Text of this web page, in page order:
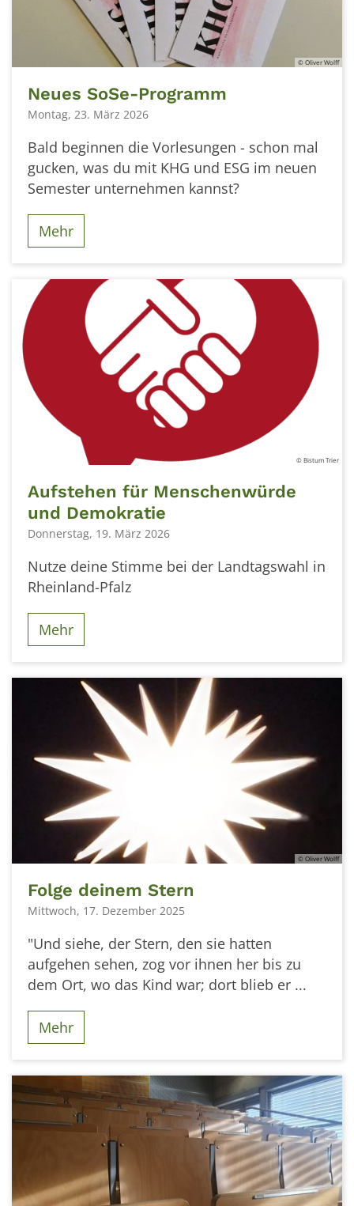
© Oliver Wolff
Neues SoSe-Programm
Montag, 23. März 2026
Bald beginnen die Vorlesungen - schon mal
gucken, was du mit KHG und ESG im neuen
Semester unternehmen kannst?
Mehr
© Bistum Trier
Aufstehen für Menschenwürde
und Demokratie
Donnerstag, 19. März 2026
Nutze deine Stimme bei der Landtagswahl in
Rheinland-Pfalz
Mehr
© Oliver Wolff
Folge deinem Stern
Mittwoch, 17. Dezember 2025
"Und siehe, der Stern, den sie hatten
aufgehen sehen, zog vor ihnen her bis zu
dem Ort, wo das Kind war; dort blieb er ...
Mehr